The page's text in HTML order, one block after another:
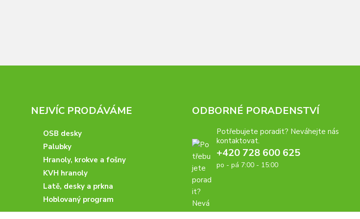
NEJVÍC PRODÁVÁME
OSB desky
Palubky
Hranoly, krokve a fošny
KVH hranoly
Latě, desky a prkna
Hoblovaný program
ODBORNÉ PORADENSTVÍ
Potřebujete poradit? Neváhejte nás
kontaktovat.
+420 728 600 625
po - pá 7:00 - 15:00